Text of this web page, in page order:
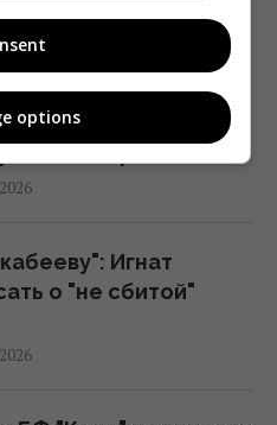
– САП
верят в победу, но
опроса
Игнат
о "не сбитой"
options